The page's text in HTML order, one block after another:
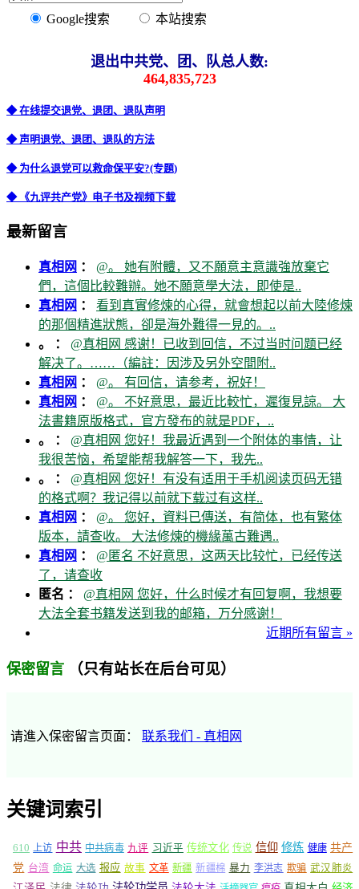
Google搜索 本站搜索
退出中共党、团、队总人数:
464,835,723
◆ 在线提交退党、退团、退队声明
◆ 声明退党、退团、退队的方法
◆ 为什么退党可以救命保平安?(专题)
◆ 《九评共产党》电子书及视频下载
最新留言
真相网 ： @。 她有附體，又不願意主意識強放棄它
們，這個比較難辦。她不願意學大法，即使是..
真相网 ： 看到真實修煉的心得，就會想起以前大陸修煉
的那個精進狀態，卻是海外難得一見的。..
。 ： @真相网 感谢！已收到回信，不过当时问题已经
解决了。……（編註：因涉及另外空間附..
真相网 ： @。 有回信，请参考，祝好！
真相网 ： @。 不好意思，最近比較忙，遲復見諒。 大
法書籍原版格式，官方發布的就是PDF，..
。 ： @真相网 您好！我最近遇到一个附体的事情，让
我很苦恼，希望能帮我解答一下，我先..
。 ： @真相网 您好！有没有适用于手机阅读页码无错
的格式啊？我记得以前就下载过有这样..
真相网 ： @。 您好，資料已傳送，有简体，也有繁体
版本，請查收。 大法修煉的機緣萬古難遇..
真相网 ： @匿名 不好意思，这两天比较忙，已经传送
了，请查收
匿名 ： @真相网 您好，什么时候才有回复啊，我想要
大法全套书籍发送到我的邮箱，万分感谢！
近期所有留言 »
保密留言 （只有站长在后台可见）
请進入保密留言页面： 联系我们 - 真相网
关键词索引
610 上访 中共 中共病毒 九评 习近平 传统文化 传说 信仰 修炼 健康 共产
党 台湾 命运 大选 报应 故事 文革 新疆 新疆棉 暴力 李洪志 欺骗 武汉肺炎